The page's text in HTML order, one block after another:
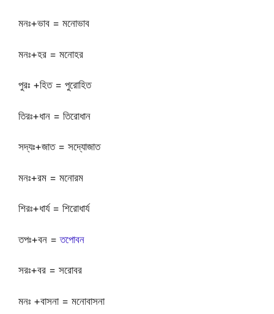
মনঃ+ভাব = মনোভাব
মনঃ+হর = মনোহর
পুরঃ +হিত = পুরোহিত
তিরঃ+ধান = তিরোধান
সদ্যঃ+জাত = সদ্যোজাত
মনঃ+রম = মনোরম
শিরঃ+ধার্য = শিরোধার্য
তপঃ+বন =তপোবন
সরঃ+বর = সরোবর
মনঃ +বাসনা = মনোবাসনা